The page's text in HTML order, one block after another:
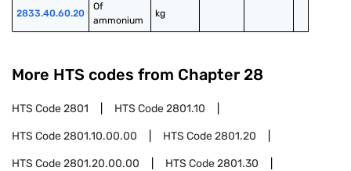
2833.40.60.20
Of
ammonium
kg
More HTS codes from Chapter 28
HTS Code2801 HTS Code2801.10
HTS Code2801.10.00.00 HTS Code2801.20
HTS Code2801.20.00.00 HTS Code2801.30